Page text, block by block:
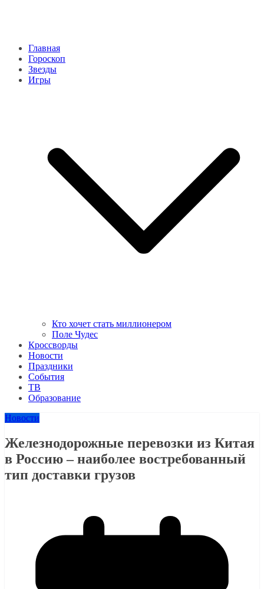
Главная
Гороскоп
Звезды
Игры
Кто хочет стать миллионером
Поле Чудес
Кроссворды
Новости
Праздники
События
ТВ
Образование
Новости
Железнодорожные перевозки из Китая
в Россию – наиболее востребованный
тип доставки грузов